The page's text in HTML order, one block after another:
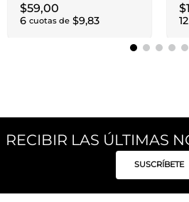
$59,00
6 cuotas de $9,83
$
12
RECIBIR LAS ÚLTIMAS
SUSCRÍBETE